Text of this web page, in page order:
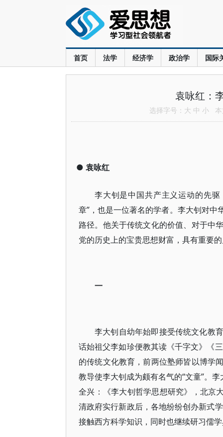
首页 法学 经济学 政治学 国际
袁咏红：
选择字号： 大 中 小 本
● 袁咏红
李大钊是中国共产主义运动的先
章”，也是一位著名的学者。李大钊对
路径。他关于传统文化的价值、对于中
党的历史上的宝贵思想财富，具有重要
一
李大钊自幼年始即接受传统文化教
话始祖父李如珍便教其读《千字文》《
的传统文化教育，前两位塾师皆以博学
教导使李大钊成为颇有名气的“文童”。
全兴：《李大钊哲学思想研究》，北京
清政府实行新政后，各地纷纷创办新式
接触西方科学知识，同时也继续研习儒